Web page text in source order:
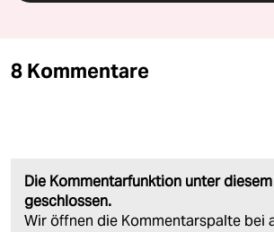
8 Kommentare
Die Kommentarfunktion unter
geschlossen.
Wir öffnen die Kommentarspalte bei